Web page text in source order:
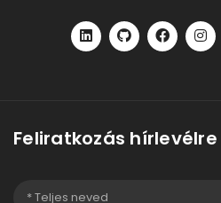
Feliratkozás hírlevélre